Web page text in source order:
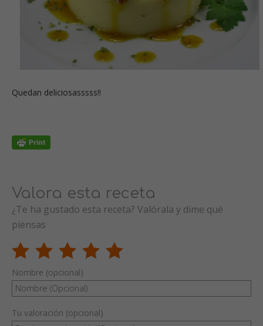
Quedan deliciosasssss!!
Valora esta receta
¿Te ha gustado esta receta? Valórala y dime qué
piensas
Nombre (opcional)
Tu valoración (opcional)